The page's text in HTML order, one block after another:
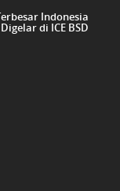
Indonesia
Digelar di ICE BSD